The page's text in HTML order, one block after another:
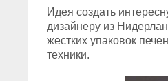
Идея создать
дизайнеру из
жестких упаковок
техники.